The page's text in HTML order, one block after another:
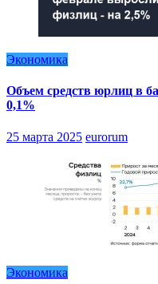
Экономика
Объем средств юрлиц в
0,1%
25 марта 2025 eurorum
Экономика